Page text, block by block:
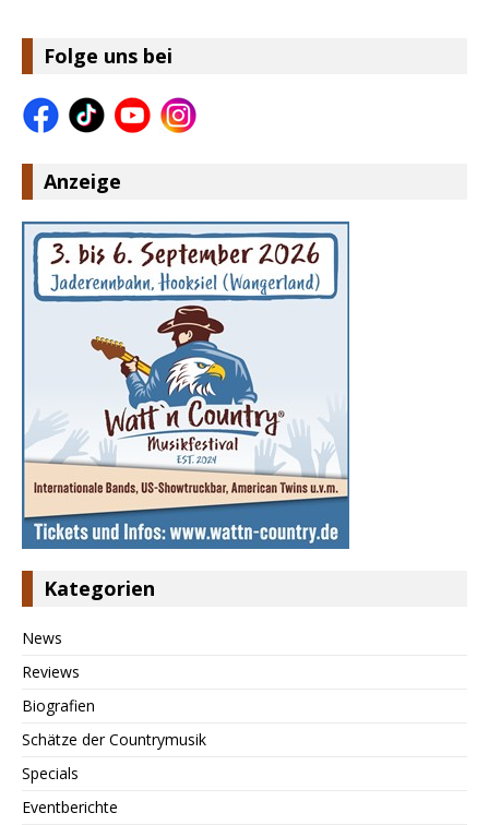
Folge uns bei
Anzeige
Kategorien
News
Reviews
Biografien
Schätze der Countrymusik
Specials
Eventberichte